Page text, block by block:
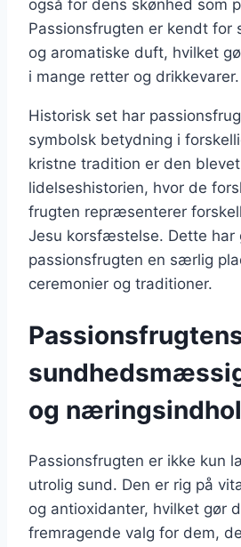
også for dens skønhed som
Passionsfrugten er kendt for
og aromatiske duft, hvilket
i mange retter og drikkevarer.
Historisk set har
symbolsk betydning i
kristne tradition er den
lidelseshistorien, hvor de
frugten repræsenterer
Jesu korsfæstelse. Dette har
passionsfrugten en særlig
ceremonier og traditioner.
og
Passionsfrugten er ikke kun
utrolig sund. Den er rig på
og antioxidanter, hvilket gør
fremragende valg for dem,